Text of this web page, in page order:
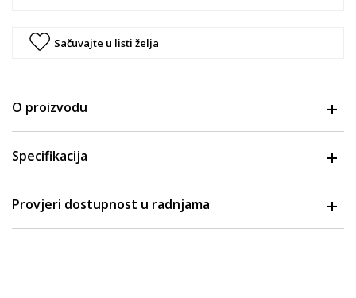
Sačuvajte u listi želja
O proizvodu
Specifikacija
Provjeri dostupnost u radnjama